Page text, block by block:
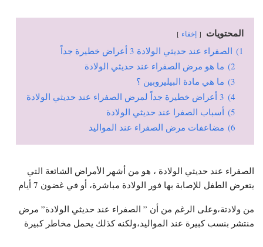
المحتويات إخفاء
1)
الصفراء عند حديثي الولادة 3 أعراض خطيرة جداً
2) ما هو مرض الصفراء عند حديثي الولادة
3)
ما هي مادة البيليروبين ؟
4) 3 أعراض خطيرة جداً لمرض الصفراء عند حديثي الولادة
5) أسباب الصفرا عند حديثي الولادة
6) مضاعفات مرض الصفراء عند المواليد
الصفراء عند حديثي الولادة ، هو من أشهر الأمراض الشائعة التي
يتعرض الطفل للإصابة بها فور الولادة مباشرة، أو في غضون 7 أيام
من ولادتة،وعلى الرغم من أن ” الصفراء عند حديثي الولادة” مرض
منتشر بنسب كبيرة عند المواليد،ولكنه كذلك يحمل مخاطر كبيرة